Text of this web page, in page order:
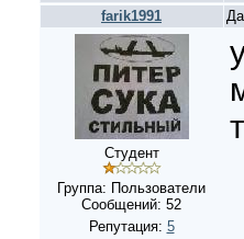
farik1991
Студент
Группа: Пользователи
Сообщений: 52
Репутация: 5